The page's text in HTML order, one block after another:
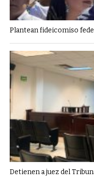
Plantean fideicomiso
Detienen a juez del